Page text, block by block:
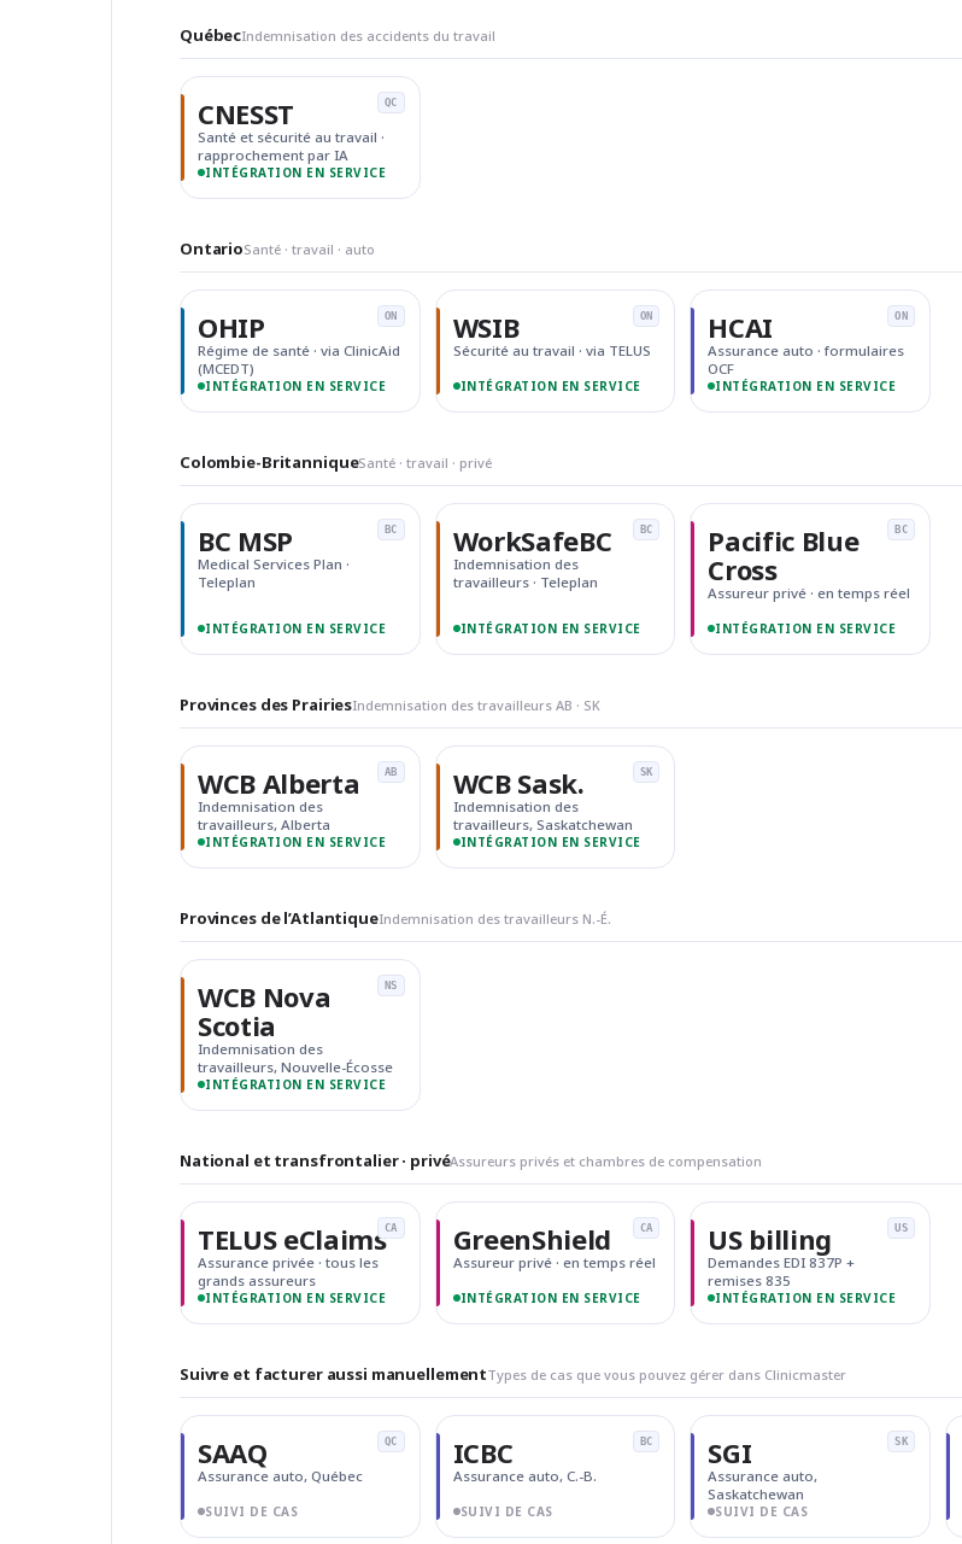
QuébecIndemnisation des accidents du travail
QC
CNESST
Santé et sécurité au travail ·
rapprochement par IA
INTÉGRATION EN SERVICE
OntarioSanté · travail · auto
ON
OHIP
Régime de santé · via ClinicAid
(MCEDT)
INTÉGRATION EN SERVICE
ON
WSIB
Sécurité au travail · via TELUS
INTÉGRATION EN SERVICE
ON
HCAI
Assurance auto · formulaires
OCF
INTÉGRATION EN SERVICE
Colombie-BritanniqueSanté · travail · privé
BC
BC MSP
Medical Services Plan ·
Teleplan
INTÉGRATION EN SERVICE
BC
WorkSafeBC
Indemnisation des
travailleurs · Teleplan
INTÉGRATION EN SERVICE
BC
Pacific Blue
Cross
Assureur privé · en temps réel
INTÉGRATION EN SERVICE
Provinces des PrairiesIndemnisation des travailleurs AB · SK
AB
WCB Alberta
Indemnisation des
travailleurs, Alberta
INTÉGRATION EN SERVICE
SK
WCB Sask.
Indemnisation des
travailleurs, Saskatchewan
INTÉGRATION EN SERVICE
Provinces de l’AtlantiqueIndemnisation des travailleurs N.-É.
NS
WCB Nova
Scotia
Indemnisation des
travailleurs, Nouvelle-Écosse
INTÉGRATION EN SERVICE
National et transfrontalier · privéAssureurs privés et chambres de compensation
CA
TELUS eClaims
Assurance privée · tous les
grands assureurs
INTÉGRATION EN SERVICE
CA
GreenShield
Assureur privé · en temps réel
INTÉGRATION EN SERVICE
US
US billing
Demandes EDI 837P +
remises 835
INTÉGRATION EN SERVICE
Suivre et facturer aussi manuellementTypes de cas que vous pouvez gérer dans Clinicmaster
QC
SAAQ
Assurance auto, Québec
SUIVI DE CAS
BC
ICBC
Assurance auto, C.-B.
SUIVI DE CAS
SK
SGI
Assurance auto,
Saskatchewan
SUIVI DE CAS